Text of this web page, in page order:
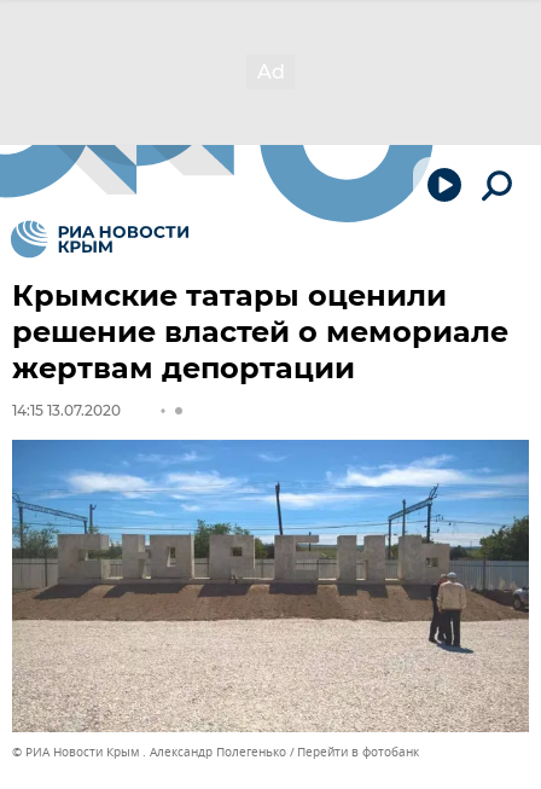
Крымские татары оценили
решение властей о мемориале
жертвам депортации
14:15 13.07.2020
© РИА Новости Крым . Александр Полегенько Перейти в фотобанк